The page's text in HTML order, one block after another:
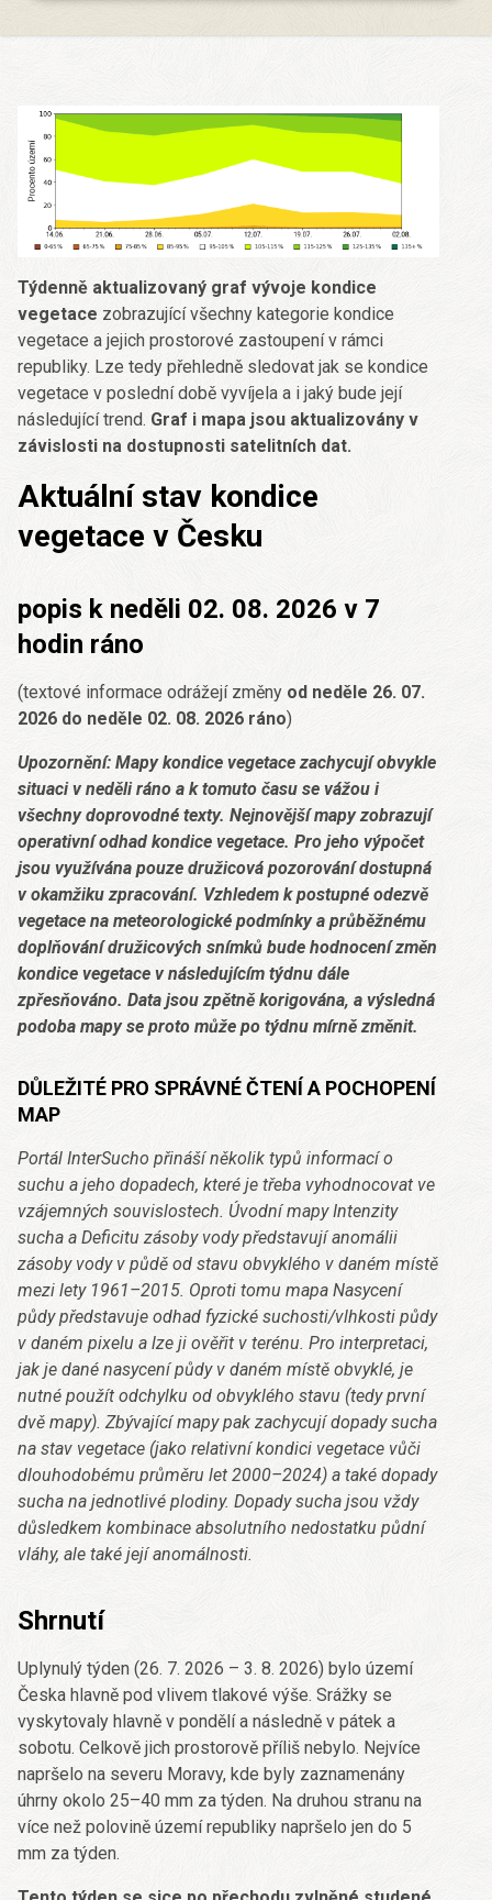
Týdenně aktualizovaný graf vývoje kondice
vegetace zobrazující všechny kategorie kondice
vegetace a jejich prostorové zastoupení v rámci
republiky. Lze tedy přehledně sledovat jak se kondice
vegetace v poslední době vyvíjela a i jaký bude její
následující trend. Graf i mapa jsou aktualizovány v
závislosti na dostupnosti satelitních dat.
Aktuální stav kondice
vegetace v Česku
popis k neděli 02. 08. 2026 v 7
hodin ráno
(textové informace odrážejí změny od neděle 26. 07.
2026 do neděle 02. 08. 2026 ráno)
Upozornění: Mapy kondice vegetace zachycují obvykle
situaci v neděli ráno a k tomuto času se vážou i
všechny doprovodné texty. Nejnovější mapy zobrazují
operativní odhad kondice vegetace. Pro jeho výpočet
jsou využívána pouze družicová pozorování dostupná
v okamžiku zpracování. Vzhledem k postupné odezvě
vegetace na meteorologické podmínky a průběžnému
doplňování družicových snímků bude hodnocení změn
kondice vegetace v následujícím týdnu dále
zpřesňováno. Data jsou zpětně korigována, a výsledná
podoba mapy se proto může po týdnu mírně změnit.
DŮLEŽITÉ PRO SPRÁVNÉ ČTENÍ A POCHOPENÍ
MAP
Portál InterSucho přináší několik typů informací o
suchu a jeho dopadech, které je třeba vyhodnocovat ve
vzájemných souvislostech. Úvodní mapy Intenzity
sucha a Deficitu zásoby vody představují anomálii
zásoby vody v půdě od stavu obvyklého v daném místě
mezi lety 1961–2015. Oproti tomu mapa Nasycení
půdy představuje odhad fyzické suchosti/vlhkosti půdy
v daném pixelu a lze ji ověřit v terénu. Pro interpretaci,
jak je dané nasycení půdy v daném místě obvyklé, je
nutné použít odchylku od obvyklého stavu (tedy první
dvě mapy). Zbývající mapy pak zachycují dopady sucha
na stav vegetace (jako relativní kondici vegetace vůči
dlouhodobému průměru let 2000–2024) a také dopady
sucha na jednotlivé plodiny. Dopady sucha jsou vždy
důsledkem kombinace absolutního nedostatku půdní
vláhy, ale také její anomálnosti.
Shrnutí
Uplynulý týden (26. 7. 2026 – 3. 8. 2026) bylo území
Česka hlavně pod vlivem tlakové výše. Srážky se
vyskytovaly hlavně v pondělí a následně v pátek a
sobotu. Celkově jich prostorově příliš nebylo. Nejvíce
napršelo na severu Moravy, kde byly zaznamenány
úhrny okolo 25–40 mm za týden. Na druhou stranu na
více než polovině území republiky napršelo jen do 5
mm za týden.